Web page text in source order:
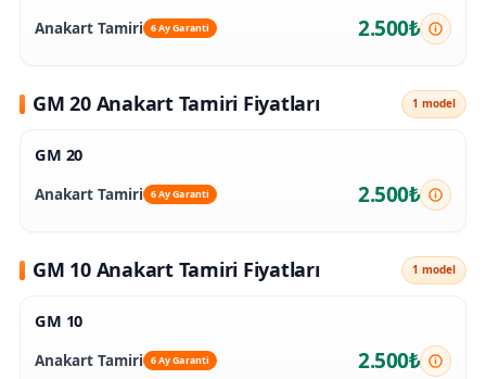
Anakart Tamiri 6 Ay Garanti 2.500₺
GM 20 Anakart Tamiri Fiyatları 1 model
GM 20
Anakart Tamiri 6 Ay Garanti 2.500₺
GM 10 Anakart Tamiri Fiyatları 1 model
GM 10
Anakart Tamiri 6 Ay Garanti 2.500₺